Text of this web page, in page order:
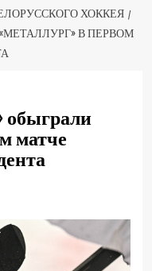
ХОККЕЯ
В ПЕРВОМ
обыграли
матче